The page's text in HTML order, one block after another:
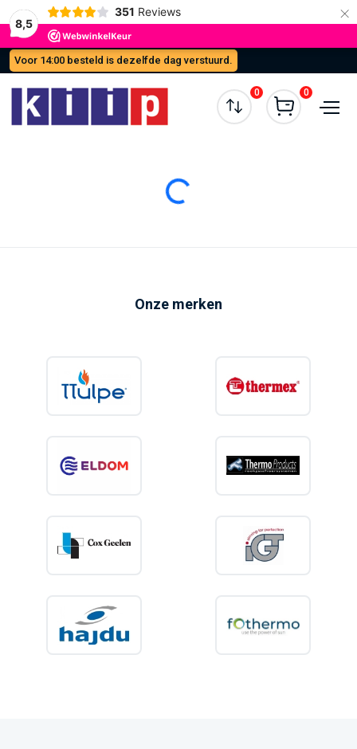
8,5
351 Reviews ×
Voor 14:00 besteld is dezelfde dag verstuurd.
0 0
Loading...
Onze merken